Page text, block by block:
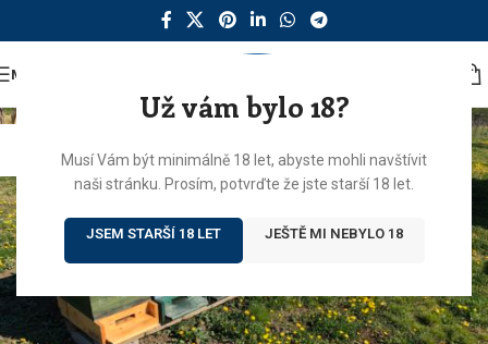
Už vám bylo 18?
Musí Vám být minimálně 18 let, abyste mohli navštívit
naši stránku. Prosím, potvrďte že jste starší 18 let.
JSEM STARŠÍ 18 LET JEŠTĚ MI NEBYLO 18
MENU